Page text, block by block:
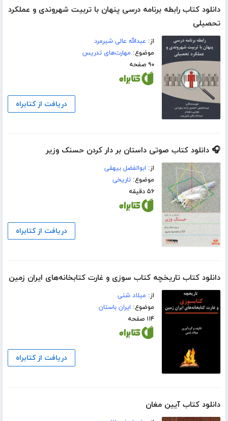
دانلود کتاب رابطه برنامه درسی پنهان با تربیت شهروندی و عملکرد
تحصیلی
از: عبدالله عالی شیرمرد
موضوع: مهارت‌های تدریس
۹۰ صفحه
دریافت از کتابراه
🎧 دانلود کتاب صوتی داستان بر دار کردن حسنک وزیر
از: ابوالفضل بیهقی
موضوع:تاریخی
۵۶ دقیقه
دریافت از کتابراه
دانلود کتاب تاریخچه کتاب سوزی و غارت کتابخانه‌های ایران زمین
از: میلاد شنی
موضوع: ایران باستان
۱۱۴ صفحه
دریافت از کتابراه
دانلود کتاب آیین مغان